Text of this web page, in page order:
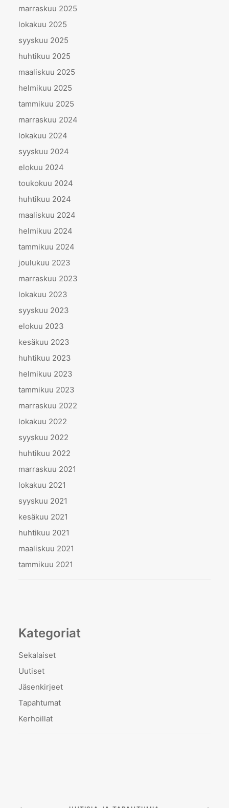
marraskuu 2025
lokakuu 2025
syyskuu 2025
huhtikuu 2025
maaliskuu 2025
helmikuu 2025
tammikuu 2025
marraskuu 2024
lokakuu 2024
syyskuu 2024
elokuu 2024
toukokuu 2024
huhtikuu 2024
maaliskuu 2024
helmikuu 2024
tammikuu 2024
joulukuu 2023
marraskuu 2023
lokakuu 2023
syyskuu 2023
elokuu 2023
kesäkuu 2023
huhtikuu 2023
helmikuu 2023
tammikuu 2023
marraskuu 2022
lokakuu 2022
syyskuu 2022
huhtikuu 2022
marraskuu 2021
lokakuu 2021
syyskuu 2021
kesäkuu 2021
huhtikuu 2021
maaliskuu 2021
tammikuu 2021
Kategoriat
Sekalaiset
Uutiset
Jäsenkirjeet
Tapahtumat
Kerhoillat